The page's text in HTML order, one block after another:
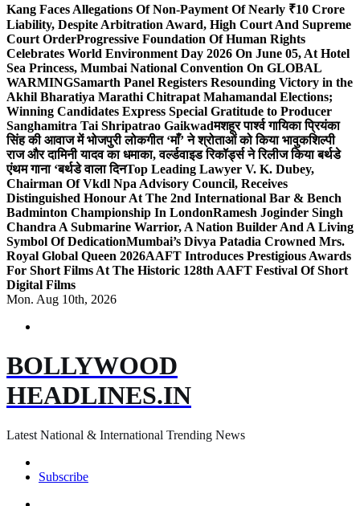
Kang Faces Allegations Of Non-Payment Of Nearly ₹10 Crore
Liability, Despite Arbitration Award, High Court And Supreme
Court OrderProgressive Foundation Of Human Rights
Celebrates World Environment Day 2026 On June 05, At Hotel
Sea Princess, Mumbai National Convention On GLOBAL
WARMINGSamarth Panel Registers Resounding Victory in the
Akhil Bharatiya Marathi Chitrapat Mahamandal Elections;
Winning Candidates Express Special Gratitude to Producer
Sanghamitra Tai Shripatrao Gaikwadमशहूर पार्श्व गायिका प्रियंका
सिंह की आवाज में भोजपुरी लोकगीत ‘माँ’ ने श्रोताओं को किया भावुकशिल्पी
राज और दामिनी यादव का धमाका, वर्ल्डवाइड रिकॉर्ड्स ने रिलीज किया बर्थडे
एंथम गाना ‘बर्थडे वाला दिनTop Leading Lawyer V. K. Dubey,
Chairman Of Vkdl Npa Advisory Council, Receives
Distinguished Honour At The 2nd International Bar & Bench
Badminton Championship In LondonRamesh Joginder Singh
Chandra A Submarine Warrior, A Nation Builder And A Living
Symbol Of DedicationMumbai’s Divya Patadia Crowned Mrs.
Royal Global Queen 2026AAFT Introduces Prestigious Awards
For Short Films At The Historic 128th AAFT Festival Of Short
Digital Films
Mon. Aug 10th, 2026
BOLLYWOOD
HEADLINES.IN
Latest National & International Trending News
Subscribe